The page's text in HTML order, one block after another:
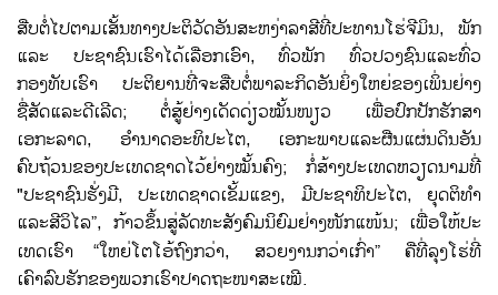
ສືບ​ຕໍ່​ໄປ​ຕາມ​ເສັ້ນທາງ​ປະຕິວັດ​ອັນ​ສະຫງ່າລາສີ​ທີ່ປະທານ​ໂຮ່ຈີ​ມິນ, ພັກ
​ແລະ ​ປະຊາຊົນ​ເຮົາ​ໄດ້​ເລືອກ​ເອົາ, ທົ່ວ​ພັກ ທົ່ວ​ປວງ​ຊົນ​ແລະ​ທົ່ວ​
ກອງທັບ​ເຮົາ ປະຕິຍານ​ທີ່​ຈະ​ສືບ​ຕໍ່​ພາລະກິດ​ອັນ​ຍິ່ງ​ໃຫຍ່​ຂອງ​ເພິ່ນ​ຢ່າງ​
ຊື່ສັດ​ແລະ​ດີ​ເລີດ; ຕໍ່ສູ້​ຢ່າງ​ເດັດດ່ຽວໝັ້ນ​ໜຽວ​ ເພື່ອ​ປົກ​ປັກ​ຮັກສາ​
ເອກະລາດ, ອຳນາດ​ອະທິປະ​ໄຕ, ​ເອກະ​ພາບ​ແລະ​ຜືນ​ແຜ່ນດິນ​ອັນ​
ຄົບຖ້ວນຂອງ​ປະ​ເທດ​ຊາດໄວ້​ຢ່າງ​ໝັ້ນຄົງ; ກໍ່ສ້າງ​ປະ​ເທດ​ຫວຽດນາມ​ທີ່
"ປະຊາຊົນ​ຮັ່ງມີ, ປະ​ເທດ​ຊາດ​ເຂັ້ມ​ແຂງ, ມີ​ປະຊາທິປະ​ໄຕ, ຍຸດຕິ​ທຳ​
ແລະ​ສີວິ​ໄລ”, ກ້າວ​ຂຶ້ນ​ສູ່​ລັດ​ທະ​ສັງຄົມ​ນິຍົມ​ຢ່າງ​ໜັກ​ແໜ້ນ; ​ເພື່ອ​ໃຫ້​ປະ​
ເທດ​ເຮົາ
“​ໃຫຍ່​ໂຕ​ໂອ້​ຖົງ​ກວ່າ, ສວຍ​ງານ​ກວ່າ​ເກົ່າ” ຄື​ທີ່​ລຸງ​ໂຮ່ທີ່​
ເຄົາລົບ​ຮັກ​ຂອງ​ພວກ​ເຮົາ​ປາດຖະໜາສະ​ເໝີ.